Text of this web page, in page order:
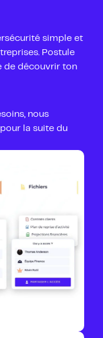
simple et
Postule
de découvrir ton
nous
la suite du